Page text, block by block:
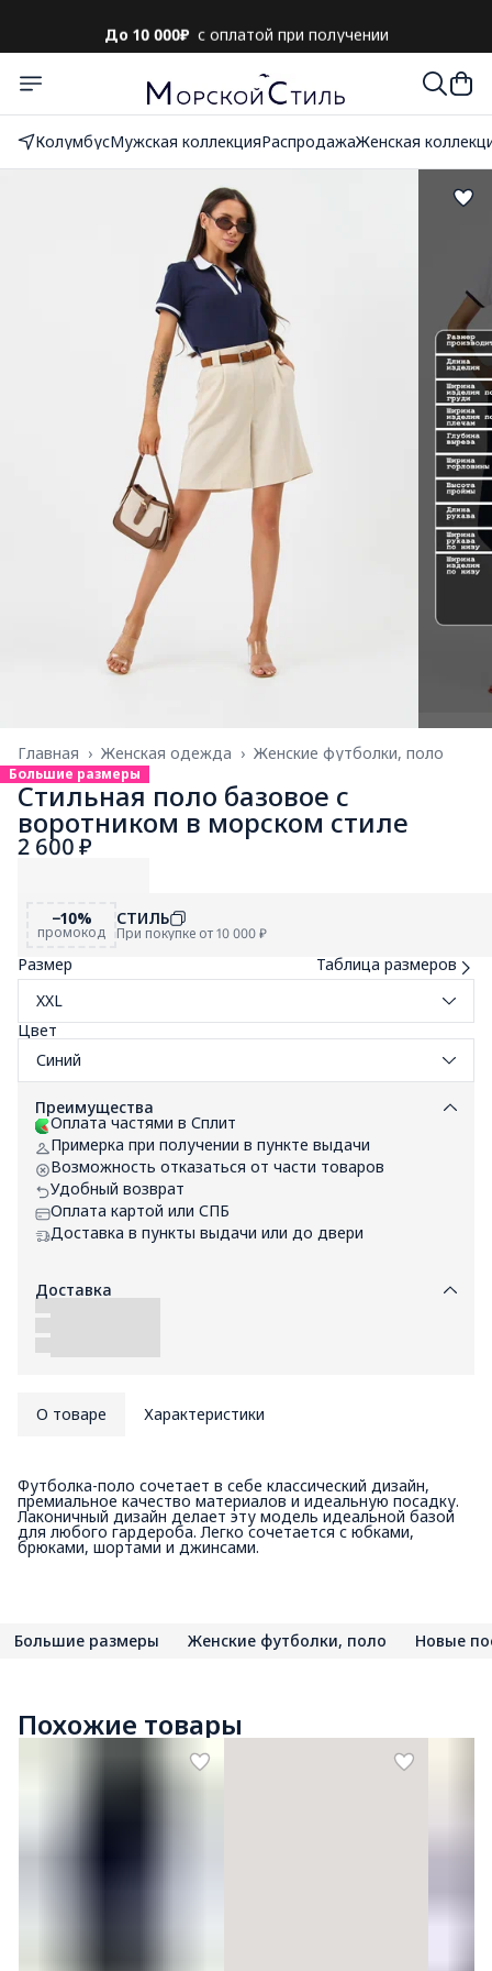
До 10 000₽ с оплатой при получении
КолумбусМужская коллекцияРаспродажаЖенская
Женские футболки, поло
Женская одежда ›
Главная ›
Большие размеры
Стильная поло базовое с
воротником в морском стиле
2 600 ₽
−10%
промокод
СТИЛЬ
При покупке от 10 000 ₽
Размер
Таблица размеров
XXL
Цвет
Синий
Преимущества
Оплата частями в Сплит
Примерка при получении в пункте выдачи
Возможность отказаться от части товаров
Удобный возврат
Оплата картой или СПБ
Доставка в пункты выдачи или до двери
Доставка
О товаре Характеристики
Футболка-поло сочетает в себе классический дизайн,
премиальное качество материалов и идеальную посадку.
Лаконичный дизайн делает эту модель идеальной базой
для любого гардероба. Легко сочетается с юбками,
брюками, шортами и джинсами.
Большие размеры Женские футболки, поло Новые
Похожие товары